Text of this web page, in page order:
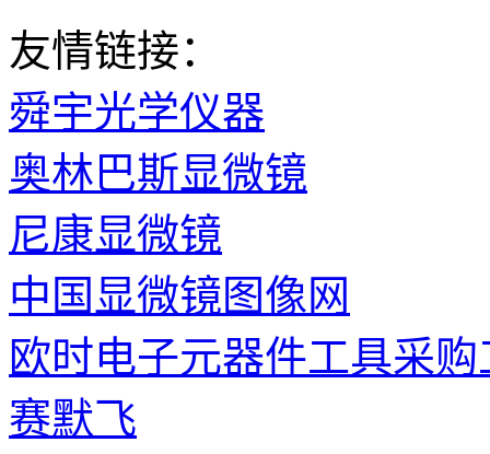
友情链接：
舜宇光学仪器
奥林巴斯显微镜
尼康显微镜
中国显微镜图像网
欧时电子元器件工具采购
赛默飞